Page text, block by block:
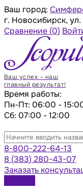
Ваш город:
г. Новосибирск, ул.
Сравнение (0)
Ваш успех – наш
главный результат!
Время работы:
Пн-Пт: 06:00 -
Сб: 07:00 - 12:00
8-800-222-64-13
8 (383) 280-43-07
Заказать